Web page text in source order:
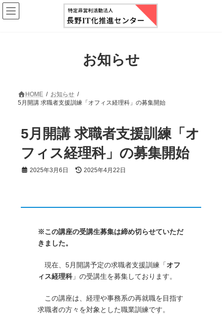
コ
ン
テ
ナ
ビ
ゲ
お知らせ
HOME
お知らせ
5月開講 求職者支援訓練「オフィス経理科」の募集開始
5月開講 求職者支援訓練「オ
フィス経理科」の募集開始
2025年3月6日
最
2025年4月22日
※この講座の受講生募集は締め切らせていただ
きました。
現在、5月開講予定の求職者支援訓練「オフ
ィス経理科」の受講生を募集しております。
この講座は、経理や事務系の再就職を目指す
求職者の方々を対象とした職業訓練です。